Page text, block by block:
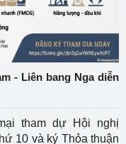
- Liên bang Nga diễn
tham dự Hội nghị
10 và ký Thỏa thuận